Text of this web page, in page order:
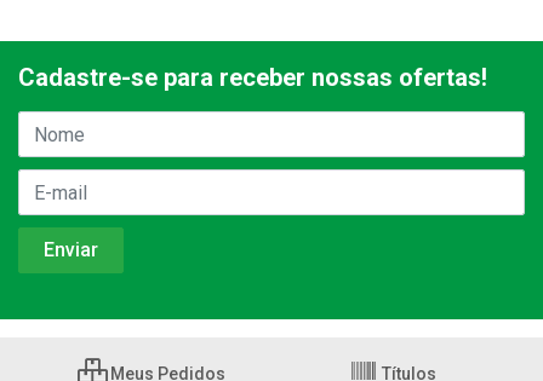
Cadastre-se para receber nossas ofertas!
Meus Pedidos Títulos